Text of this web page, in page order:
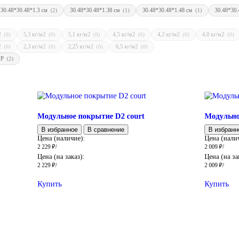
30.48*30.48*1.3 см (2) 30.48*30.48*1.38 см (1) 30.48*30.48*1.48 см (1)
(0) 5,3 кг/м2 (0) 5,1 кг/м2 (0) 4,5 кг/м2 (0) 4,2 кг/м2 (0) 4,0 кг/м2 (0)
(0) 2,3 кг/м2 (0) 2,25 кг/м2 (0) 6,5 кг/м2 (0)
(2)
Модульное покрытие D2 court
В избранное
В сравнение
Цена (наличие):
2 229₽/
Цена (на заказ):
2 229₽/
Купить
В
Цена
2 009 ₽/
Цена (на
2 009 ₽/
Купить